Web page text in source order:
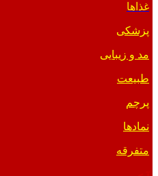
غذاها
پزشکی
مد و زیبایی
طبیعت
پرچم
نمادها
متفرقه